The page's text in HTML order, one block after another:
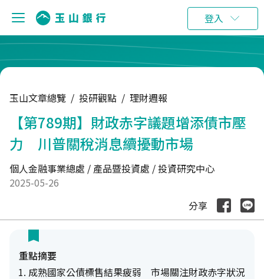
登入
玉山文章總覽 / 投研觀點 / 理財週報
【第789期】財政赤字議題增添債市壓
力 川普關稅消息續擾動市場
個人金融事業總處 / 產品暨投資處 / 投資研究中心
2025-05-26
分享
重點摘要
成熟國家公債標售結果疲弱 市場關注財政赤字狀況